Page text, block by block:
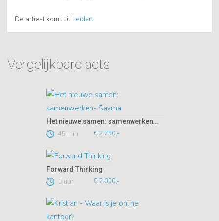
De artiest komt uit Leiden
Vergelijkbare acts
Het nieuwe samen: samenwerken- Sayma
45 min € 2.750,-
Forward Thinking
1 uur € 2.000,-